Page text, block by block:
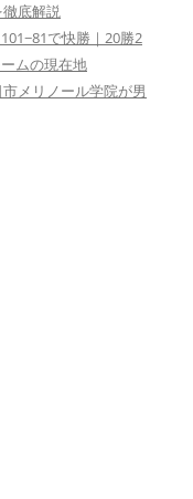
底解説
で快勝｜20勝2
ムの現在地
メリノール学院が男